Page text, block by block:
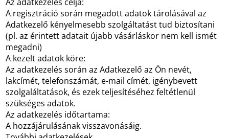
A regisztráció során megadott adatok tárolásával az
Adatkezelő kényelmesebb szolgáltatást tud biztosítani
(pl. az érintett adatait újabb vásárláskor nem kell ismét
megadni)
A kezelt adatok köre:
Az adatkezelés során az Adatkezelő az Ön nevét,
lakcímét, telefonszámát, e-mail címét, igénybevett
szolgaláltatások, és ezek teljesítéséhez feltétlenül
szükséges adatok.
Az adatkezelés időtartama:
A hozzájárulásának visszavonásáig.